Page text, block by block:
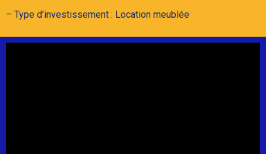
– Type d’investissement : Location meublée